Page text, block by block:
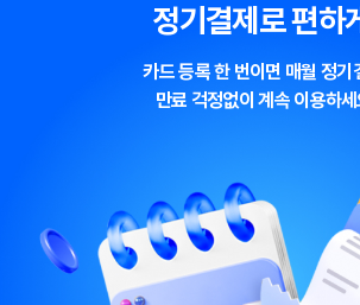
1.0% 수수료 쇼핑몰 바로
5분 만에 신청하고 오늘 바로 결
정기결제로 편하
카드 등록 한 번이면 매월 정기
만료 걱정없이 계속 이용하